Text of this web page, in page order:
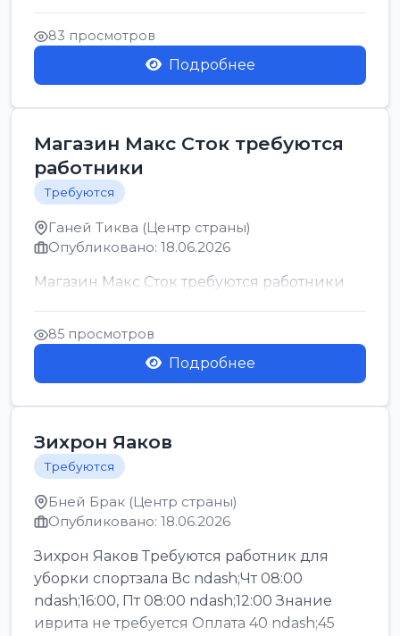
позицию возможна дом...
83 просмотров
Подробнее
Магазин Макс Сток требуются
работники
Требуются
Ганей Тиква (Центр страны)
Опубликовано: 18.06.2026
Магазин Макс Сток требуются работники
85 просмотров
Подробнее
Зихрон Яаков
Требуются
Бней Брак (Центр страны)
Опубликовано: 18.06.2026
Зихрон Яаков Требуются работник для
уборки спортзала Вс ndash;Чт 08:00
ndash;16:00, Пт 08:00 ndash;12:00 Знание
иврита не требуется Оплата 40 ndash;45